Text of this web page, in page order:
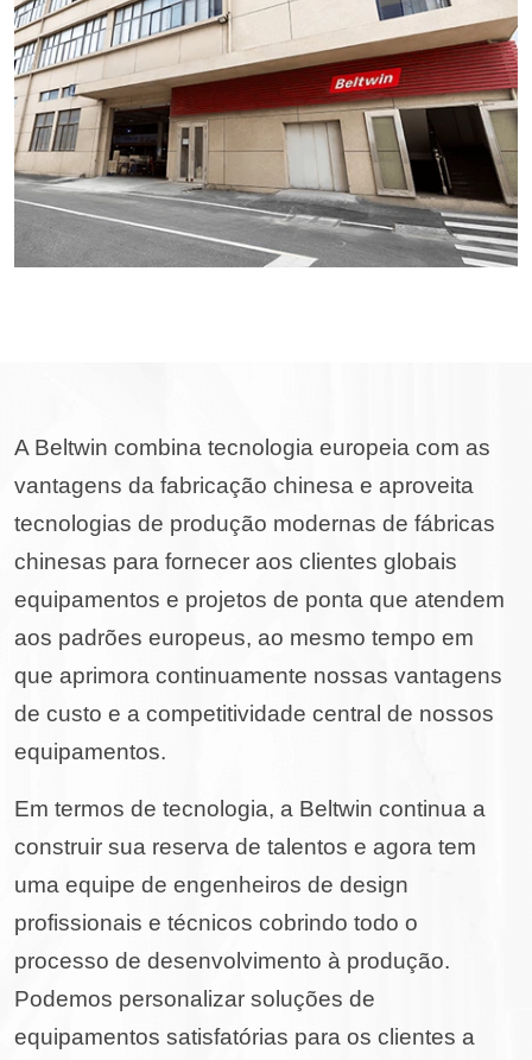
A Beltwin combina tecnologia europeia com as
vantagens da fabricação chinesa e aproveita
tecnologias de produção modernas de fábricas
chinesas para fornecer aos clientes globais
equipamentos e projetos de ponta que atendem
aos padrões europeus, ao mesmo tempo em
que aprimora continuamente nossas vantagens
de custo e a competitividade central de nossos
equipamentos.
Em termos de tecnologia, a Beltwin continua a
construir sua reserva de talentos e agora tem
uma equipe de engenheiros de design
profissionais e técnicos cobrindo todo o
processo de desenvolvimento à produção.
Podemos personalizar soluções de
equipamentos satisfatórias para os clientes a